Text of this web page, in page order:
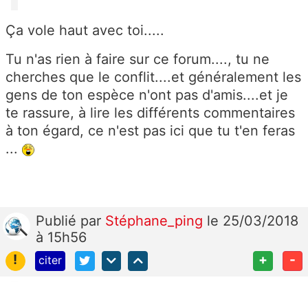
Ça vole haut avec toi.....
Tu n'as rien à faire sur ce forum...., tu ne
cherches que le conflit....et généralement les
gens de ton espèce n'ont pas d'amis....et je
te rassure, à lire les différents commentaires
à ton égard, ce n'est pas ici que tu t'en feras
...
Publié par Stéphane_ping le 25/03/2018
à 15h56
!
citer + -